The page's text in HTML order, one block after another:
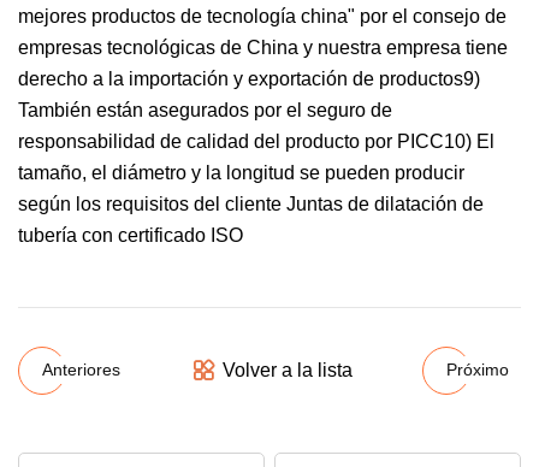
mejores productos de tecnología china" por el consejo de
empresas tecnológicas de China y nuestra empresa tiene
derecho a la importación y exportación de productos9)
También están asegurados por el seguro de
responsabilidad de calidad del producto por PICC10) El
tamaño, el diámetro y la longitud se pueden producir
según los requisitos del cliente Juntas de dilatación de
tubería con certificado ISO
Anteriores Volver a la lista Próximo